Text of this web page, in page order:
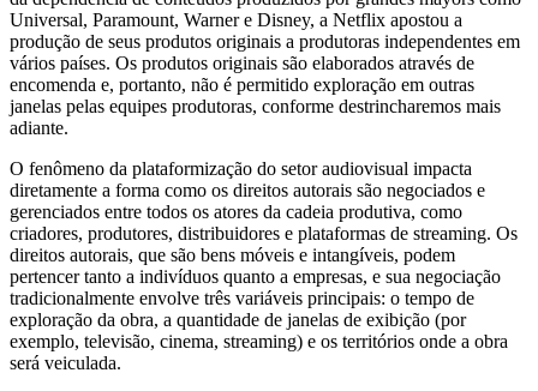
Universal, Paramount, Warner e Disney, a Netflix apostou a
produção de seus produtos originais a produtoras independentes em
vários países. Os produtos originais são elaborados através de
encomenda e, portanto, não é permitido exploração em outras
janelas pelas equipes produtoras, conforme destrincharemos mais
adiante.
O fenômeno da plataformização do setor audiovisual impacta
diretamente a forma como os direitos autorais são negociados e
gerenciados entre todos os atores da cadeia produtiva, como
criadores, produtores, distribuidores e plataformas de streaming. Os
direitos autorais, que são bens móveis e intangíveis, podem
pertencer tanto a indivíduos quanto a empresas, e sua negociação
tradicionalmente envolve três variáveis principais: o tempo de
exploração da obra, a quantidade de janelas de exibição (por
exemplo, televisão, cinema, streaming) e os territórios onde a obra
será veiculada.